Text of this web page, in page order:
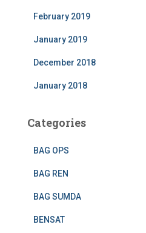
February 2019
January 2019
December 2018
January 2018
Categories
BAG OPS
BAG REN
BAG SUMDA
BENSAT